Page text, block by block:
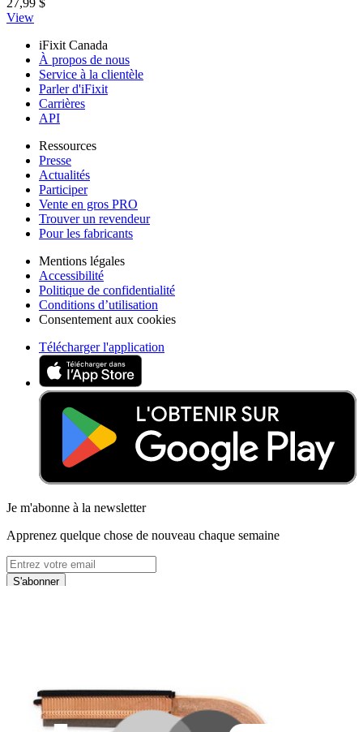
27,99 $
View
iFixit Canada
À propos de nous
Service à la clientèle
Parler d'iFixit
Carrières
API
Ressources
Presse
Actualités
Participer
Vente en gros PRO
Trouver un revendeur
Pour les fabricants
Mentions légales
Accessibilité
Politique de confidentialité
Conditions d’utilisation
Consentement aux cookies
Télécharger l'application
Je m'abonne à la newsletter
Apprenez quelque chose de nouveau chaque semaine
S'abonner
Lire d'abord les
dernières éditions